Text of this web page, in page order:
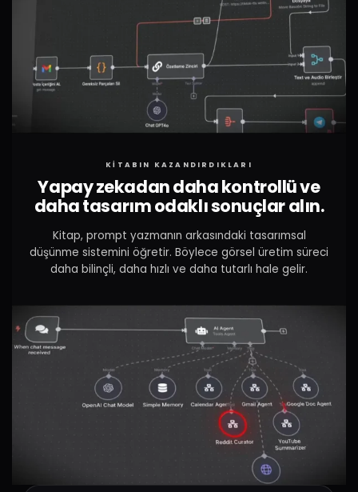
KİTABIN KAZANDIRDIKLARI
Yapay zekadan daha kontrollü ve
daha tasarım odaklı sonuçlar alın.
Kitap, prompt yazmanın arkasındaki tasarımsal
düşünme sistemini öğretir. Böylece görsel üretim süreci
daha bilinçli, daha hızlı ve daha tutarlı hale gelir.